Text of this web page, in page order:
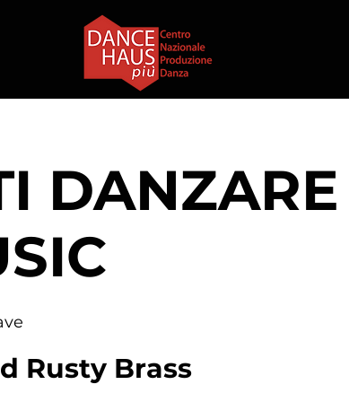
Rusty Brass